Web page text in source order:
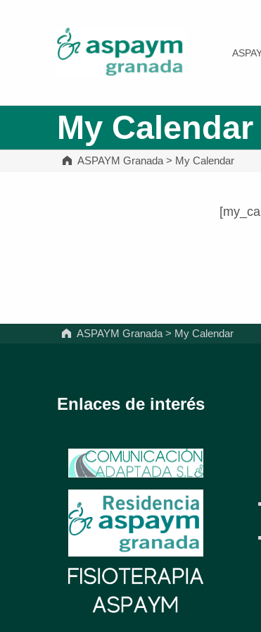
My Calendar
ASPAYM Granada > My Calendar
Volver a la navegación principal
ASPAYM Granada> My Calendar
Enlaces de interés